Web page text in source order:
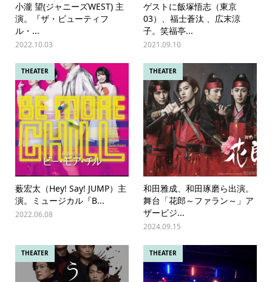
小瀧 望(ジャニーズWEST) 主
演。『ザ・ビューティフ
ル・...
2022.10.03
ゲストに飯塚悟志（東京
03）、福士蒼汰 、広末涼
子。笑福亭...
2021.09.10
THEATER
薮宏太（Hey! Say! JUMP）主
演。ミュージカル『B...
2022.06.08
THEATER
和田雅成、和田琢磨ら出演。
舞台「花郎～ファラン～」ア
ザービジ...
2024.09.15
THEATER THEATER